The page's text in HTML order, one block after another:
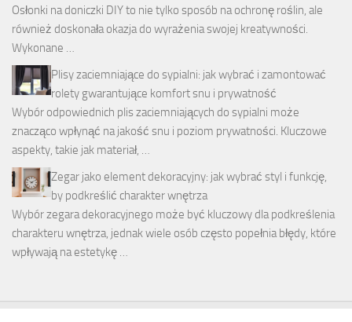
Osłonki na doniczki DIY to nie tylko sposób na ochronę roślin, ale
również doskonała okazja do wyrażenia swojej kreatywności.
Wykonane …
Plisy zaciemniające do sypialni: jak wybrać i zamontować
rolety gwarantujące komfort snu i prywatność
Wybór odpowiednich plis zaciemniających do sypialni może
znacząco wpłynąć na jakość snu i poziom prywatności. Kluczowe
aspekty, takie jak materiał, …
Zegar jako element dekoracyjny: jak wybrać styl i funkcję,
by podkreślić charakter wnętrza
Wybór zegara dekoracyjnego może być kluczowy dla podkreślenia
charakteru wnętrza, jednak wiele osób często popełnia błędy, które
wpływają na estetykę …